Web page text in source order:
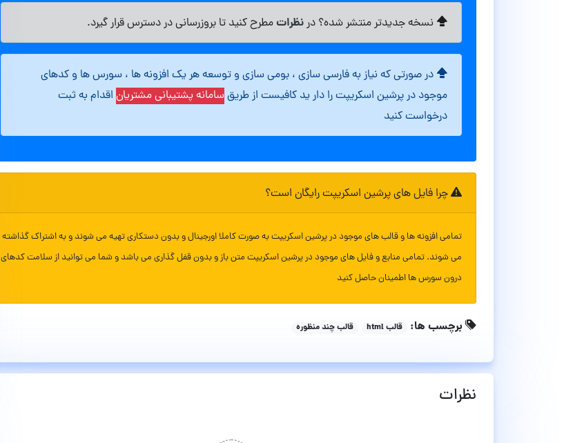
نسخه جدیدتر منتشر شده؟ درنظراتمطرح کنید تا بروزرسانی در دسترس قرار گیرد.
در صورتی که نیاز به فارسی سازی ، بومی سازی و توسعه هر یک افزونه ها ، سورس ها و کدهای
موجود در پرشین اسکریپت را دار ید کافیست از طریقسامانه پشتیبانی مشتریان اقدام به ثبت
درخواست کنید
چرا فایل های پرشین اسکریپت رایگان است؟
تمامی افزونه ها و قالب های موجود در پرشین اسکریپت به صورت کاملا اورجینال و بدون دستکاری تهیه می شوند و به اشتراک گذاشته
می شوند. تمامی منابع و فایل های موجود در پرشین اسکریپت متن باز و بدون قفل گذاری می باشد و شما می توانید از سلامت کدهای
درون سورس ها اطمینان حاصل کنید
برچسب ها: قالب html قالب چند منظوره
نظرات